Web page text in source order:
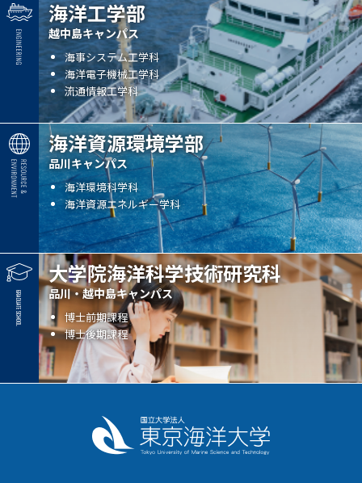
海洋工学部
越中島キャンパス
海事システム工学科
海洋電子機械工学科
流通情報工学科
海洋資源環境学部
品川キャンパス
海洋環境科学科
海洋資源エネルギー学科
大学院海洋科学技術研究科
品川・越中島キャンパス
博士前期課程
博士後期課程